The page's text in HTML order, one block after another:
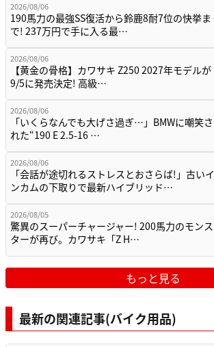
2026/08/06
190馬力の最強SS復活から鈴鹿8耐7位の快挙ま
で! 237万円で手に入る最…
2026/08/06
【黄金の骨格】カワサキ Z250 2027年モデルが
9/5に発売決定! 高級…
2026/08/06
「いくらなんでも大げさ過ぎ…」BMWに嘲笑さ
れた“190 E 2.5-16 …
2026/08/06
「会話が途切れるストレスとおさらば!」古いイ
ンカムの下取りで最新ハイブリッド…
2026/08/05
驚異のスーパーチャージャー! 200馬力のモンス
ターが再び。カワサキ「Z H…
もっと見る
最新の関連記事(バイク用品)